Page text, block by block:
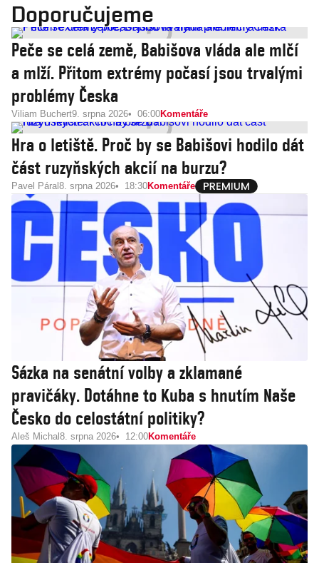
Doporučujeme
Peče se celá země, Babišova vláda ale mlčí
a mlží. Přitom extrémy počasí jsou trvalými
problémy Česka
Viliam Buchert9. srpna 2026 06:00Komentáře
Hra o letiště. Proč by se Babišovi hodilo dát
část ruzyňských akcií na burzu?
Pavel Páral 8. srpna 2026 18:30Komentáře
Sázka na senátní volby a zklamané
pravičáky. Dotáhne to Kuba s hnutím Naše
Česko do celostátní politiky?
Aleš Michal 8. srpna 2026 12:00Komentáře